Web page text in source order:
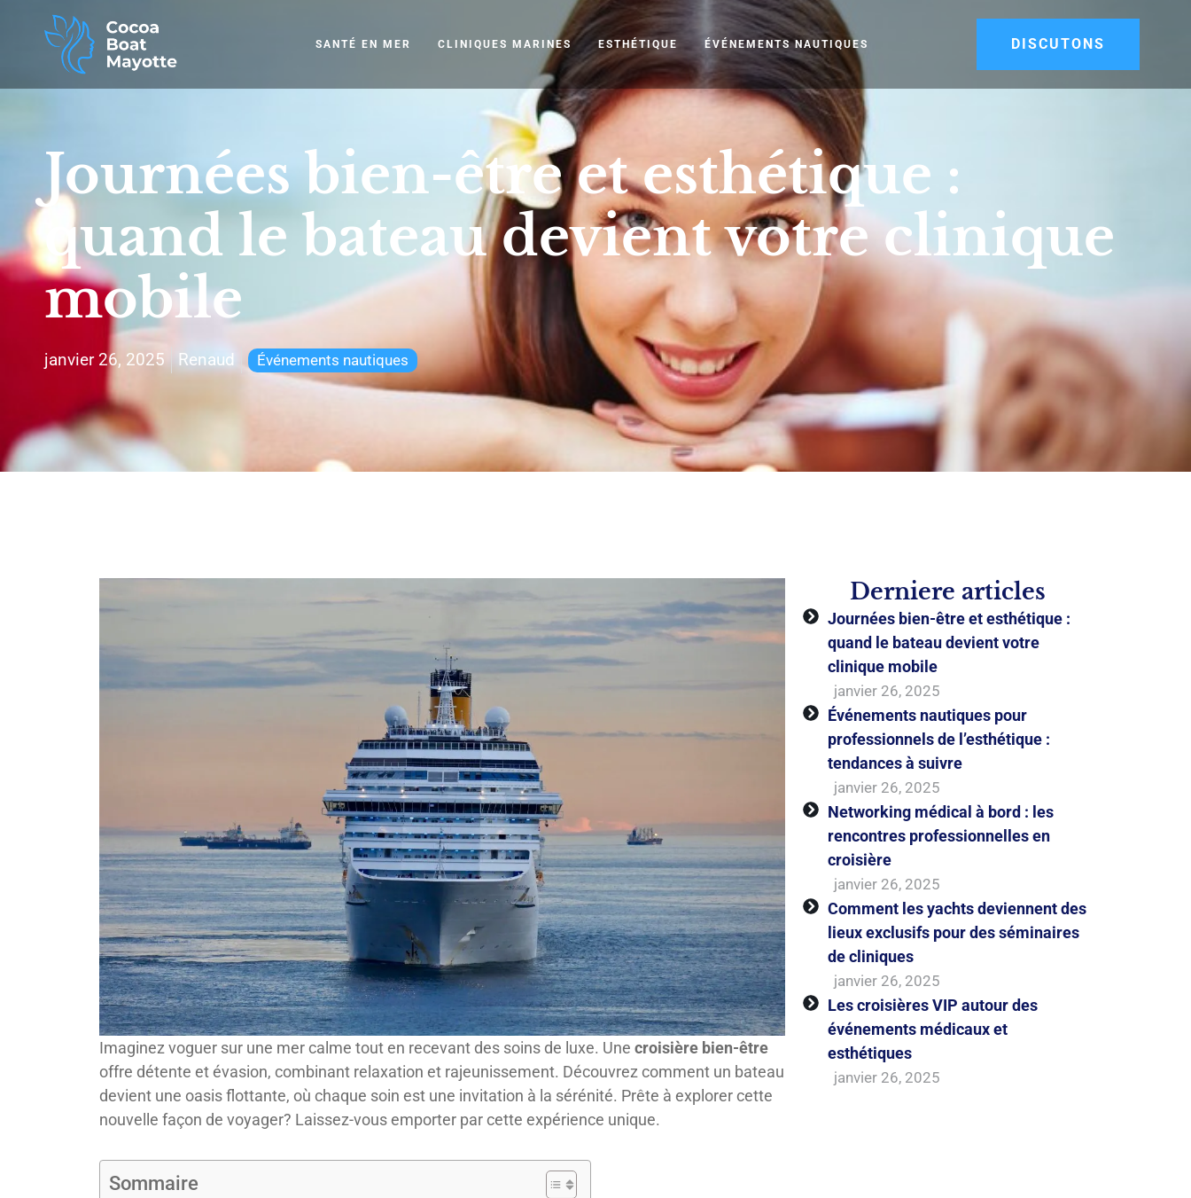
SANTÉ EN MER CLINIQUES MARINES ESTHÉTIQUE ÉVÉNEMENTS NAUTIQUES DISCUTONS
Journées bien-être et esthétique :
quand le bateau devient votre clinique
mobile
janvier 26, 2025 Renaud Événements nautiques
Imaginez voguer sur une mer calme tout en recevant des soins de luxe. Une croisière bien-être
offre détente et évasion, combinant relaxation et rajeunissement. Découvrez comment un bateau
devient une oasis flottante, où chaque soin est une invitation à la sérénité. Prête à explorer cette
nouvelle façon de voyager? Laissez-vous emporter par cette expérience unique.
Sommaire
Derniere articles
Journées bien-être et esthétique :
quand le bateau devient votre
clinique mobile
janvier 26, 2025
Événements nautiques pour
professionnels de l’esthétique :
tendances à suivre
janvier 26, 2025
Networking médical à bord : les
rencontres professionnelles en
croisière
janvier 26, 2025
Comment les yachts deviennent des
lieux exclusifs pour des séminaires
de cliniques
janvier 26, 2025
Les croisières VIP autour des
événements médicaux et
esthétiques
janvier 26, 2025